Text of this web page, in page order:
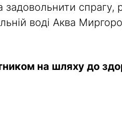
спрагу,
воді Аква
на шляху до